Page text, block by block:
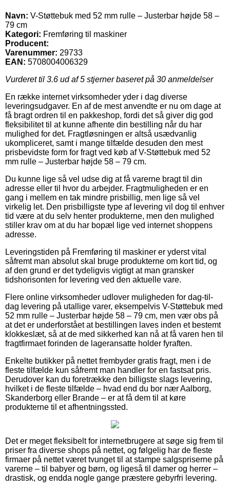
Navn: V-Støttebuk med 52 mm rulle – Justerbar højde 58 –
79 cm
Kategori: Fremføring til maskiner
Producent:
Varenummer: 29733
EAN: 5708004006329
Vurderet til 3.6 ud af 5 stjerner baseret på 30 anmeldelser
En række internet virksomheder yder i dag diverse
leveringsudgaver. En af de mest anvendte er nu om dage at
få bragt ordren til en pakkeshop, fordi det så giver dig god
fleksibilitet til at kunne afhente din bestilling når du har
mulighed for det. Fragtløsningen er altså usædvanlig
ukompliceret, samt i mange tilfælde desuden den mest
prisbevidste form for fragt ved køb af V-Støttebuk med 52
mm rulle – Justerbar højde 58 – 79 cm.
Du kunne lige så vel udse dig at få varerne bragt til din
adresse eller til hvor du arbejder. Fragtmuligheden er en
gang i mellem en tak mindre prisbillig, men lige så vel
virkelig let. Den prisbilligste type af levering vil dog til enhver
tid være at du selv henter produkterne, men den mulighed
stiller krav om at du har bopæl lige ved internet shoppens
adresse.
Leveringstiden på Fremføring til maskiner er yderst vital
såfremt man absolut skal bruge produkterne om kort tid, og
af den grund er det tydeligvis vigtigt at man gransker
tidshorisonten for levering ved den aktuelle vare.
Flere online virksomheder udlover muligheden for dag-til-
dag levering på utallige varer, eksempelvis V-Støttebuk med
52 mm rulle – Justerbar højde 58 – 79 cm, men vær obs på
at det er underforstået at bestillingen laves inden et bestemt
klokkeslæt, så at de med sikkerhed kan nå at få varen hen til
fragtfirmaet forinden de lageransatte holder fyraften.
Enkelte butikker på nettet frembyder gratis fragt, men i de
fleste tilfælde kun såfremt man handler for en fastsat pris.
Derudover kan du foretrække den billigste slags levering,
hvilket i de fleste tilfælde – hvad end du bor nær Aalborg,
Skanderborg eller Brande – er at få dem til at køre
produkterne til et afhentningssted.
Det er meget fleksibelt for internetbrugere at søge sig frem til
priser fra diverse shops på nettet, og følgelig har de fleste
firmaer på nettet været tvunget til at stampe salgspriserne på
varerne – til babyer og børn, og ligeså til damer og herrer –
drastisk, og endda nogle gange præstere gebyrfri levering.